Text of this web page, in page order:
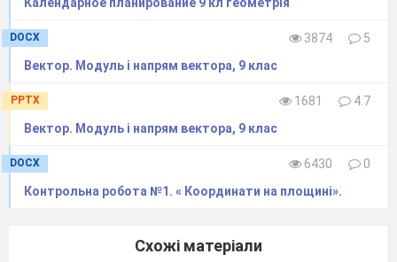
(λ
) · = λ( ·
) (сполучний закон);
називаються вектори кут між якими дорівнює
900
векторів)
векторів дорівнює нулю тоді й тільки тоді,
коли ці вектори перпендикулярні.
Календарное планирование 9 кл геометрія
DOCX 3874
5
Вектор. Модуль і напрям вектора, 9 клас
PPTX 1681
4.7
Вектор. Модуль і напрям вектора, 9 клас
DOCX 6430
0
Контрольна робота №1. « Координати на площині».
Схожі матеріали